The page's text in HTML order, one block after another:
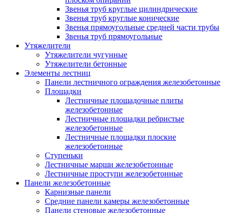
Звенья труб круглые цилиндрические
Звенья труб круглые конические
Звенья прямоугольные средней части трубы
Звенья труб прямоугольные
Утяжелители
Утяжелители чугунные
Утяжелители бетонные
Элементы лестниц
Панели лестничного ограждения железобетонные
Площадки
Лестничные площадочные плиты
железобетонные
Лестничные площадки ребристые
железобетонные
Лестничные площадки плоские
железобетонные
Ступеньки
Лестничные марши железобетонные
Лестничные проступи железобетонные
Панели железобетонные
Карнизные панели
Средние панели камеры железобетонные
Панели стеновые железобетонные